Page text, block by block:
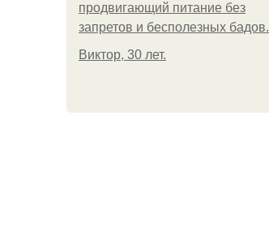
продвигающий питание без
запретов и бесполезных бадов.
Виктор, 30 лет.